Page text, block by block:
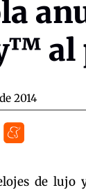
al
2014
de lujo